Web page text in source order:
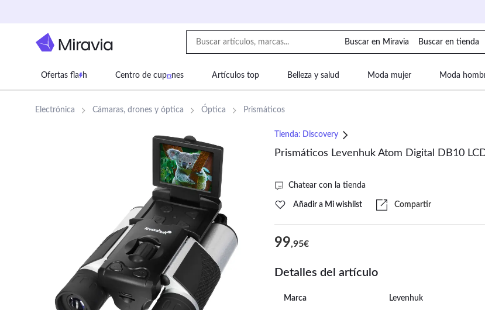
Buscar en Miravia Buscar en tienda
Ofertas fla h Centro de cup nes Artículos top Belleza y salud Moda mujer Moda
Supermercado Juguetes Deportes Equipaje
Electrónica Cámaras, drones y óptica Óptica Prismáticos
Tienda: Discovery
Prismáticos Levenhuk Atom Digital DB10
Chatear con la tienda
Añadir a Mi wishlist Compartir
99,95€
Detalles del artículo
Marca Levenhuk